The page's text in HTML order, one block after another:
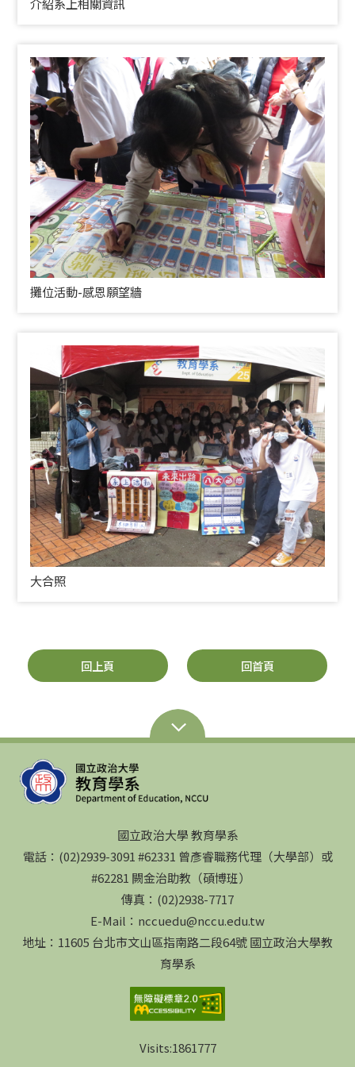
攤位活動-感恩願望牆
大合照
回上頁 回首頁
國立政治大學 教育學系
電話：(02)2939-3091 #62331 曾彥睿職務代理（大學部）或
#62281 闕金治助教（碩博班）
傳真：(02)2938-7717
E-Mail：nccuedu@nccu.edu.tw
地址：11605 台北市文山區指南路二段64號 國立政治大學教
育學系
Visits:1861777